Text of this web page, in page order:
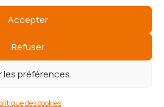
Accepter
Refuser
les préférences
des cookies
Politique des cookies